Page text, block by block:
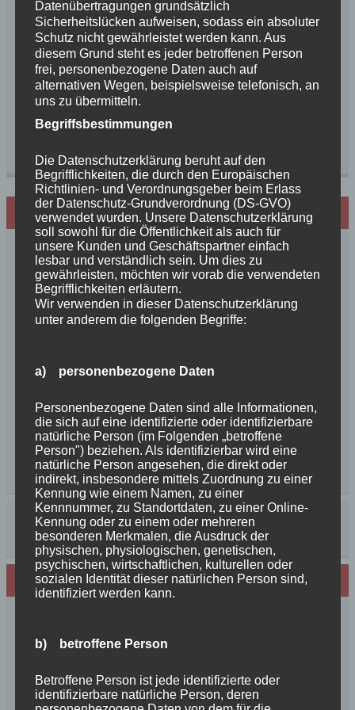
Name, E-Mail-Adresse und Website in diesem
Browser für meinen nächsten Kommentar
speichern.
Hundezucht mit Herz
Neues von den Turmschurken
Schurkenfamilien und Freunden
Unsere Feenkinder haben alle verzaubert
News++News++News++Unsere Feenkinder sind
Datenübertragungen grundsätzlich
Sicherheitslücken aufweisen, sodass ein absoluter
Schutz nicht gewährleistet werden kann. Aus
diesem Grund steht es jeder betroffenen Person
frei, personenbezogene Daten auch auf
alternativen Wegen, beispielsweise telefonisch, an
uns zu übermitteln.
Begriffsbestimmungen
Die Datenschutzerklärung beruht auf den
Begrifflichkeiten, die durch den Europäischen
Richtlinien- und Verordnungsgeber beim Erlass
der Datenschutz-Grundverordnung (DS-GVO)
verwendet wurden. Unsere Datenschutzerklärung
soll sowohl für die Öffentlichkeit als auch für
unsere Kunden und Geschäftspartner einfach
lesbar und verständlich sein. Um dies zu
gewährleisten, möchten wir vorab die verwendeten
Begrifflichkeiten erläutern.
Wir verwenden in dieser Datenschutzerklärung
unter anderem die folgenden Begriffe:
a) personenbezogene Daten
Personenbezogene Daten sind alle Informationen,
die sich auf eine identifizierte oder identifizierbare
natürliche Person (im Folgenden „betroffene
Person") beziehen. Als identifizierbar wird eine
natürliche Person angesehen, die direkt oder
indirekt, insbesondere mittels Zuordnung zu einer
Kennung wie einem Namen, zu einer
Kennnummer, zu Standortdaten, zu einer Online-
Kennung oder zu einem oder mehreren
besonderen Merkmalen, die Ausdruck der
physischen, physiologischen, genetischen,
psychischen, wirtschaftlichen, kulturellen oder
sozialen Identität dieser natürlichen Person sind,
identifiziert werden kann.
b) betroffene Person
Betroffene Person ist jede identifizierte oder
identifizierbare natürliche Person, deren